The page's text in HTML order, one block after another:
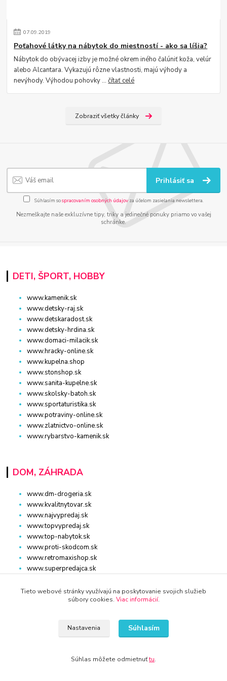
07.09.2019
Poťahové látky na nábytok do miestností - ako sa líšia?
Nábytok do obývacej izby je možné okrem iného čalúniť koža, velúr
alebo Alcantara. Vykazujú rôzne vlastnosti, majú výhody a
nevýhody. Výhodou pohovky ...čítať celé
Zobraziť všetky články
Prihlásiť sa
Súhlasím sospracovaním osobných údajov za účelom zasielania newslettera.
Nezmeškajte naše exkluzívne tipy, triky a jedinečné ponuky priamo vo vašej
schránke.
DETI, ŠPORT, HOBBY
www.kamenik.sk
www.detsky-raj.sk
www.detskaradost.sk
www.detsky-hrdina.sk
www.domaci-milacik.sk
www.hracky-online.sk
www.kupelna.shop
www.stonshop.sk
www.sanita-kupelne.sk
www.skolsky-batoh.sk
www.sportaturistika.sk
www.potraviny-online.sk
www.zlatnictvo-online.sk
www.rybarstvo-kamenik.sk
DOM, ZÁHRADA
www.dm-drogeria.sk
www.kvalitnytovar.sk
www.najvypredaj.sk
www.topvypredaj.sk
www.top-nabytok.sk
www.proti-skodcom.sk
www.retromaxishop.sk
www.superpredajca.sk
www.osvetlenie-svietidla.eu
www.uni-kozmetika.sk
Tieto webové stránky využívajú na poskytovanie svojich služieb
súbory cookies. Viac informácií.
Nastavenia Súhlasím
Súhlas môžete odmietnuťtu.